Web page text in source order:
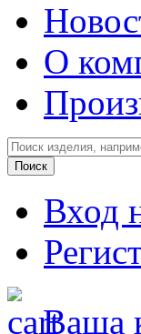
О
Вход
Ваша